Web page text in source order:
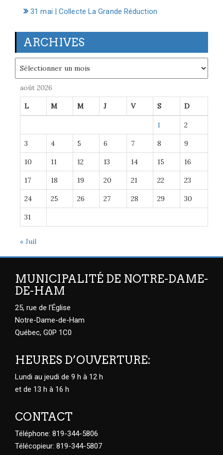
31 mai | Collecte La Grande Réduction
ARCHIVES
août 2026
L M M J V S D
1 2
3 4 5 6 7 8 9
10 11 12 13 14 15 16
17 18 19 20 21 22 23
24 25 26 27 28 29 30
31
« Juil
MUNICIPALITÉ DE NOTRE-DAME-
DE-HAM
25, rue de l'Église
Notre-Dame-de-Ham
Québec, G0P 1C0
HEURES D’OUVERTURE:
Lundi au jeudi de 9 h à 12 h
et de 13 h à 16 h
CONTACT
Téléphone: 819-344-5806
Télécopieur: 819-344-5807